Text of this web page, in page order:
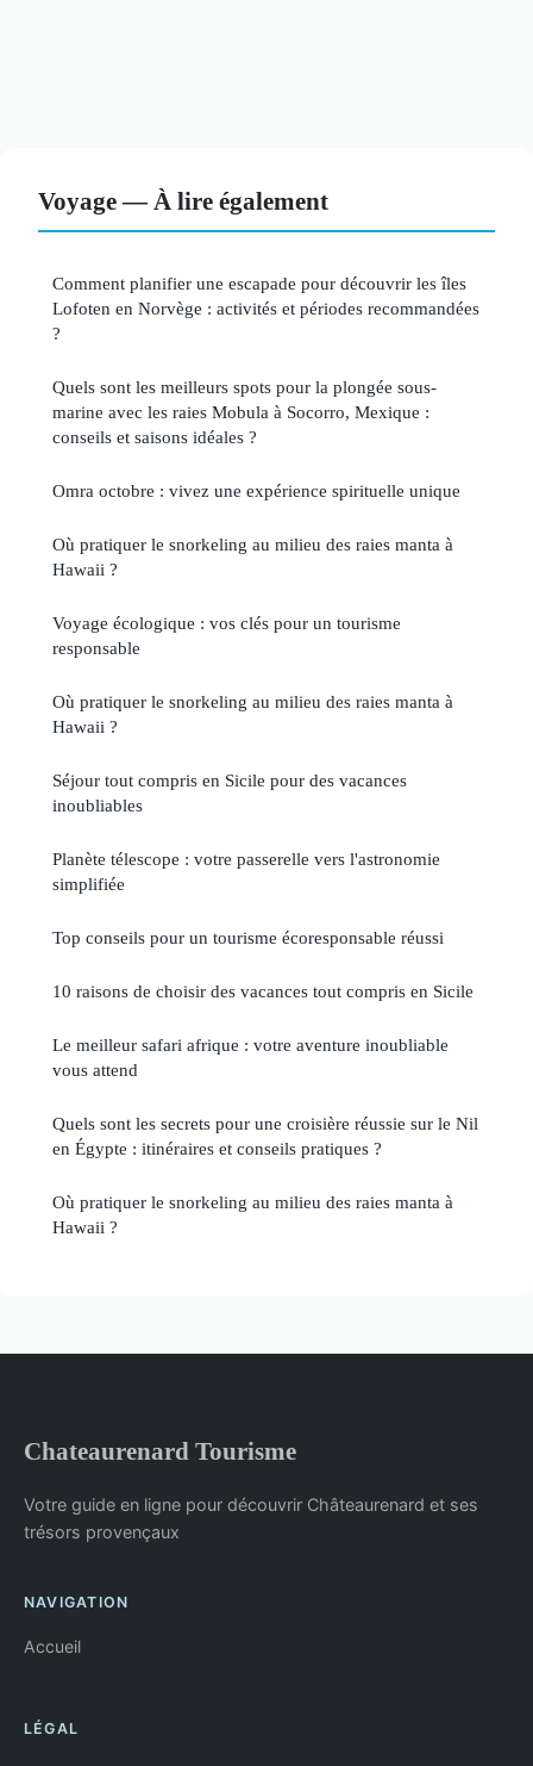
Voyage — À lire également
Comment planifier une escapade pour découvrir les îles
Lofoten en Norvège : activités et périodes recommandées
?
Quels sont les meilleurs spots pour la plongée sous-
marine avec les raies Mobula à Socorro, Mexique :
conseils et saisons idéales ?
Omra octobre : vivez une expérience spirituelle unique
Où pratiquer le snorkeling au milieu des raies manta à
Hawaii ?
Voyage écologique : vos clés pour un tourisme
responsable
Où pratiquer le snorkeling au milieu des raies manta à
Hawaii ?
Séjour tout compris en Sicile pour des vacances
inoubliables
Planète télescope : votre passerelle vers l'astronomie
simplifiée
Top conseils pour un tourisme écoresponsable réussi
10 raisons de choisir des vacances tout compris en Sicile
Le meilleur safari afrique : votre aventure inoubliable
vous attend
Quels sont les secrets pour une croisière réussie sur le Nil
en Égypte : itinéraires et conseils pratiques ?
Où pratiquer le snorkeling au milieu des raies manta à
Hawaii ?
Chateaurenard Tourisme
Votre guide en ligne pour découvrir Châteaurenard et ses
trésors provençaux
NAVIGATION
Accueil
LÉGAL